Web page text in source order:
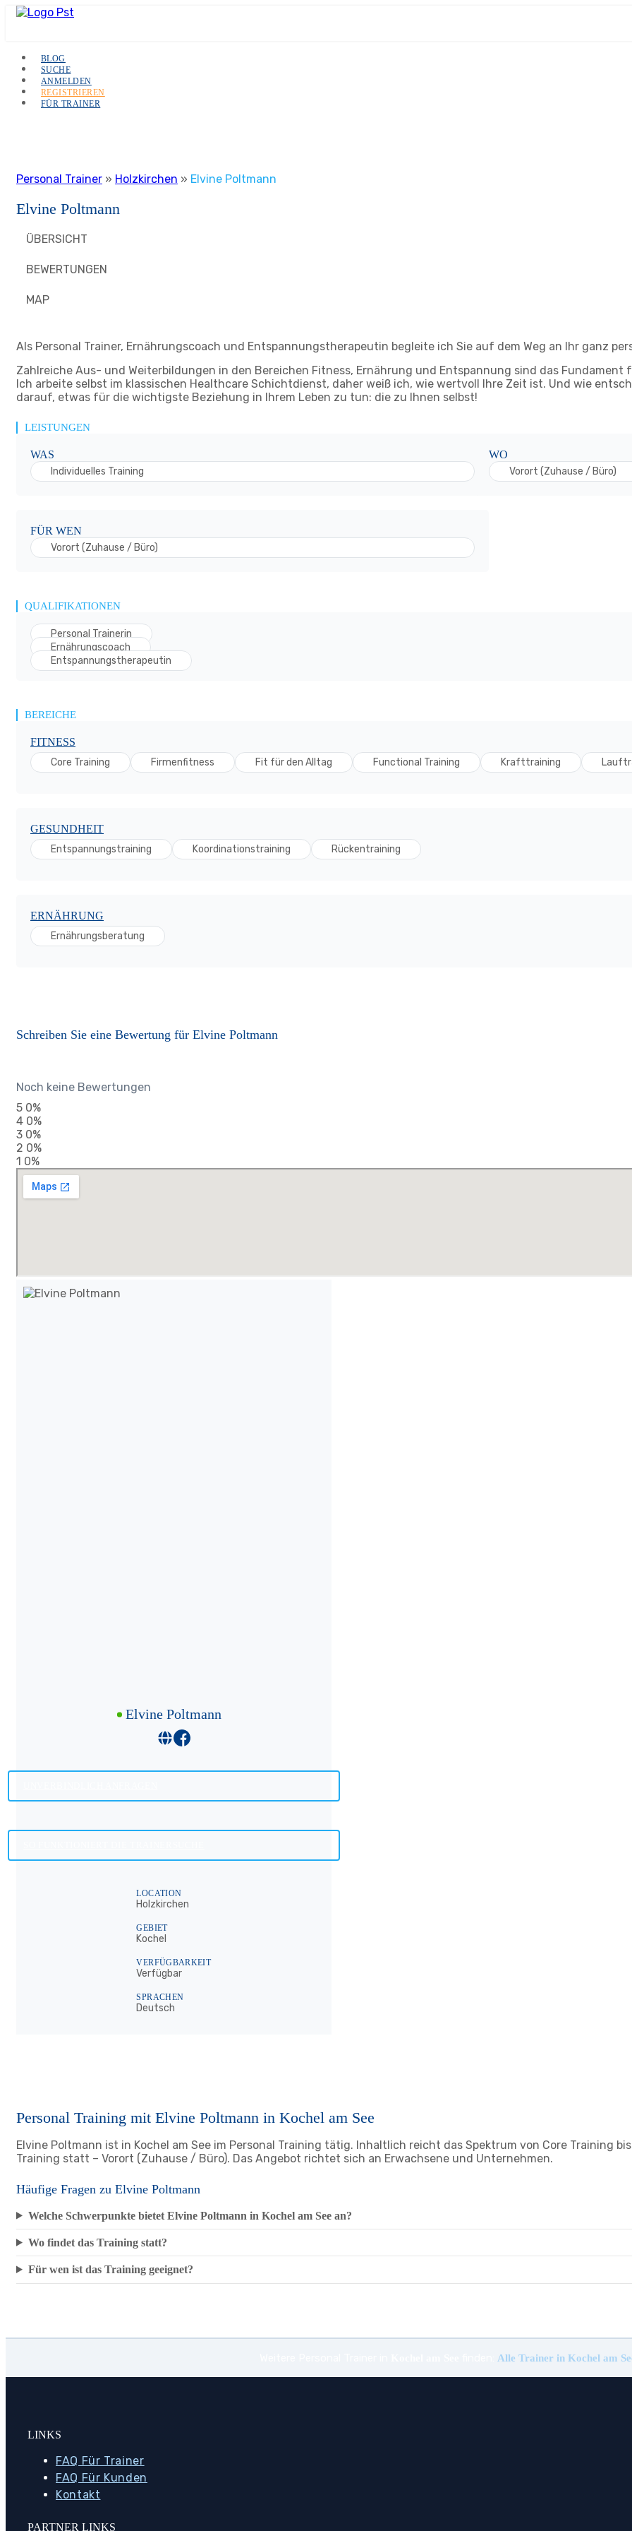
BLOG
SUCHE
ANMELDEN
REGISTRIEREN
FÜR TRAINER
Personal Trainer » Holzkirchen » Elvine Poltmann
Elvine Poltmann
ÜBERSICHT
BEWERTUNGEN
MAP
Als Personal Trainer, Ernährungscoach und Entspannungstherapeutin begleite ich Sie auf dem Weg an Ihr ganz
Zahlreiche Aus- und Weiterbildungen in den Bereichen Fitness, Ernährung und Entspannung sind das
Ich arbeite selbst im klassischen Healthcare Schichtdienst, daher weiß ich, wie wertvoll Ihre Zeit ist. Und wie
darauf, etwas für die wichtigste Beziehung in Ihrem Leben zu tun: die zu Ihnen selbst!
LEISTUNGEN
WAS
Individuelles Training
WO
Vorort (Zuhause / Büro)
FÜR WEN
Vorort (Zuhause / Büro)
QUALIFIKATIONEN
Personal Trainerin
Ernährungscoach
Entspannungstherapeutin
BEREICHE
FITNESS
Core Training
Firmenfitness Fit für den Alltag Functional Training Krafttraining
GESUNDHEIT
Entspannungstraining
Koordinationstraining Rückentraining
ERNÄHRUNG
Ernährungsberatung
Schreiben Sie eine Bewertung für Elvine Poltmann
Noch keine Bewertungen
5 0%
4 0%
3 0%
2 0%
1 0%
Elvine Poltmann
LOCATION
Holzkirchen
GEBIET
Kochel
VERFÜGBARKEIT
Verfügbar
SPRACHEN
Deutsch
Personal Training mit Elvine Poltmann in Kochel am See
Elvine Poltmann ist in Kochel am See im Personal Training tätig. Inhaltlich reicht das Spektrum von Core Training
Training statt – Vorort (Zuhause / Büro). Das Angebot richtet sich an Erwachsene und Unternehmen.
Häufige Fragen zu Elvine Poltmann
Welche Schwerpunkte bietet Elvine Poltmann in Kochel am See an?
Wo findet das Training statt?
Für wen ist das Training geeignet?
Alle Trainer in Kochel am
LINKS
FAQ Für Trainer
FAQ Für Kunden
Kontakt
PARTNER LINKS